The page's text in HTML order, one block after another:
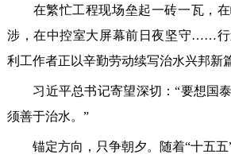
在繁忙工程现场垒起一砖一瓦，在
涉，在中控室大屏幕前日夜坚守……行
利工作者正以辛勤劳动续写治水兴邦新
习近平总书记寄望深切：“要想国泰
须善于治水。”
锚定方向，只争朝夕。随着“十五五